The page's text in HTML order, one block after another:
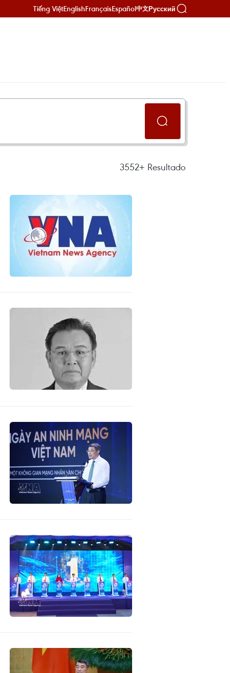
Tiếng ViệtEnglishFrançaisEspañol中文Русский
3552+ Resultado